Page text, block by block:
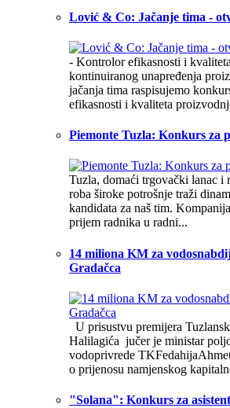
Lović & Co: Jačanje tima -
- Kontrolor efikasnosti i
kontinuiranog unapređenja
jačanja tima raspisujemo
efikasnosti i kvaliteta
Piemonte Tuzla: Konkurs za
Tuzla, domaći trgovački lanac i
roba široke potrošnje traži
kandidata za naš tim.
prijem radnika u radni...
14 miliona KM za
Gradačca
U prisustvu premijera
Halilagića jučer je ministar
vodoprivrede
o prijenosu namjenskog
"Solana": Konkurs za